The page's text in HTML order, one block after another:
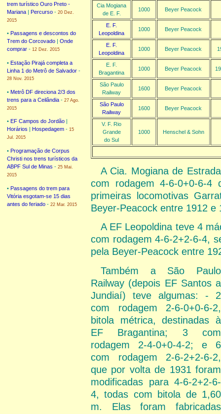
trem turístico Ouro Preto -
Mariana | Percurso - 20 Dez.
2015
• Passagens e descontos do
Trem do Corcovado
Onde
comprar - 12 Dez. 2015
• Estação Pirajá completa a
Linha 1 do Metrô de Salvador -
28 Nov. 2015
• Metrô DF direciona 2/3 dos
trens para a Ceilândia - 27 Ago.
2015
• EF Campos do Jordão
Horários
Hospedagem - 15
Jul. 2015
• Programação de Corpus
Christi nos trens turísticos da
ABPF Sul de Minas - 25 Mai.
2015
• Passagens do trem para
Vitória esgotam-se 15 dias
antes do feriado - 22 Mar. 2015
Cia Mogiana
de E. F.
1000 Beyer Peacock
E. F.
Leopoldina
1000 Beyer Peacock
E. F.
Leopoldina
1000 Beyer Peacock
E. F.
Bragantina
1000 Beyer Peacock
São Paulo
Railway
1600 Beyer Peacock
São Paulo
Railway
1600 Beyer Peacock
V. F. Rio
Grande
do Sul
1000 Henschel & Sohn
A Cia. Mogiana de
com rodagem 4-6-0+0-6-4
primeiras locomotivas
Beyer-Peacock entre 1912 e
A EF Leopoldina teve 4
com rodagem 4-6-2+2-6-4,
pela Beyer-Peacock entre
Também a São Paulo
Railway (depois EF Santos a
Jundiaí) teve algumas: - 2
com rodagem 2-6-0+0-6-2,
bitola métrica, destinadas à
EF Bragantina; 3 com
rodagem 2-4-0+0-4-2; e 6
com rodagem 2-6-2+2-6-2,
que por volta de 1931 foram
modificadas para 4-6-2+2-6-
4, todas com bitola de 1,60
m. Elas foram fabricadas